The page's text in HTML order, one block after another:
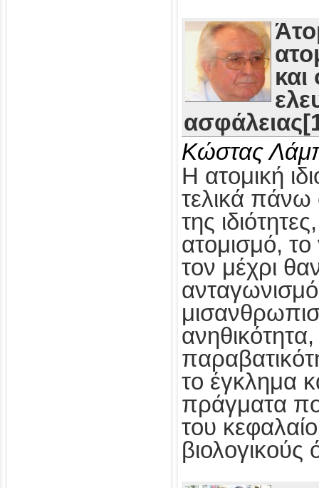
Κώστας
Η ατομική
τελικά πάνω
της
ατομισμό,
τον μέχρι
ανηθικότητα,
το έγκλημα
πράγματα
του
βιολογικούς